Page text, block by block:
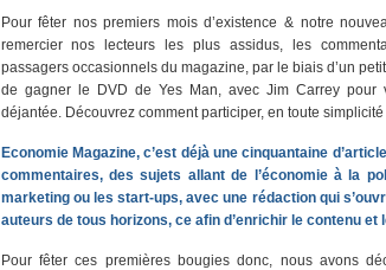
Pour fêter nos premiers mois d’existence & notre
remercier nos lecteurs les plus assidus, les
passagers occasionnels du magazine, par le biais d’un
de gagner le DVD de Yes Man, avec Jim Carrey pour
déjantée. Découvrez comment participer, en toute simplicité
Economie Magazine, c’est déjà une cinquantaine
commentaires, des sujets allant de l’économie à la
marketing ou les start-ups, avec une rédaction qui
auteurs de tous horizons, ce afin d’enrichir le contenu et
Pour fêter ces premières bougies donc, nous avons